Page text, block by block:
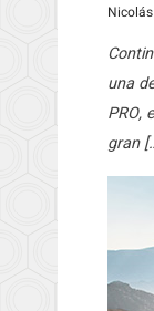
una
PRO,
gran